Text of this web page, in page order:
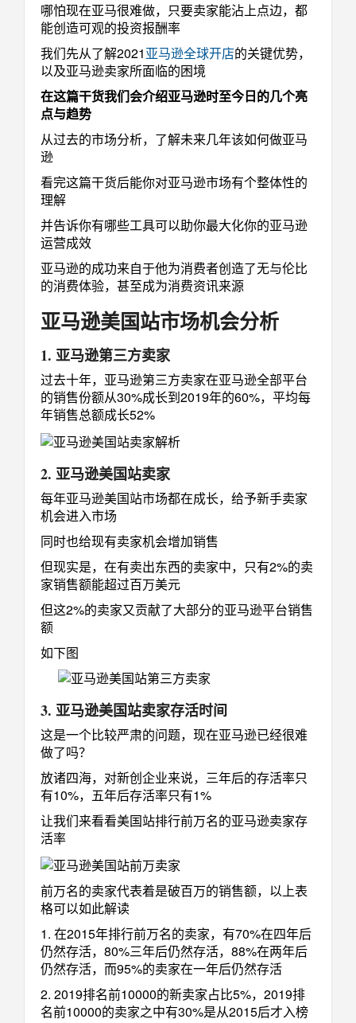
哪怕现在亚马很难做，只要卖家能沾上点边，都
能创造可观的投资报酬率
我们先从了解2021亚马逊全球开店的关键优势，
以及亚马逊卖家所面临的困境
在这篇干货我们会介绍亚马逊时至今日的几个亮
点与趋势
从过去的市场分析，了解未来几年该如何做亚马
逊
看完这篇干货后能你对亚马逊市场有个整体性的
理解
并告诉你有哪些工具可以助你最大化你的亚马逊
运营成效
亚马逊的成功来自于他为消费者创造了无与伦比
的消费体验，甚至成为消费资讯来源
亚马逊美国站市场机会分析
1. 亚马逊第三方卖家
过去十年，亚马逊第三方卖家在亚马逊全部平台
的销售份额从30%成长到2019年的60%，平均每
年销售总额成长52%
2. 亚马逊美国站卖家
每年亚马逊美国站市场都在成长，给予新手卖家
机会进入市场
同时也给现有卖家机会增加销售
但现实是，在有卖出东西的卖家中，只有2%的卖
家销售额能超过百万美元
但这2%的卖家又贡献了大部分的亚马逊平台销售
额
如下图
3. 亚马逊美国站卖家存活时间
这是一个比较严肃的问题，现在亚马逊已经很难
做了吗？
放诸四海，对新创企业来说，三年后的存活率只
有10%，五年后存活率只有1%
让我们来看看美国站排行前万名的亚马逊卖家存
活率
前万名的卖家代表着是破百万的销售额，以上表
格可以如此解读
1. 在2015年排行前万名的卖家，有70%在四年后
仍然存活，80%三年后仍然存活，88%在两年后
仍然存活，而95%的卖家在一年后仍然存活
2. 2019排名前10000的新卖家占比5%，2019排
名前10000的卖家之中有30%是从2015后才入榜